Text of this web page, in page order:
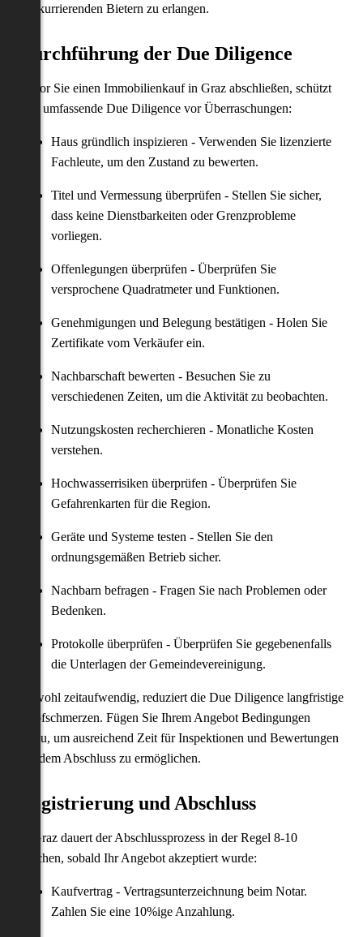
konkurrierenden Bietern zu erlangen.
Durchführung der Due Diligence
Bevor Sie einen Immobilienkauf in Graz abschließen, schützt
eine umfassende Due Diligence vor Überraschungen:
Haus gründlich inspizieren - Verwenden Sie lizenzierte
Fachleute, um den Zustand zu bewerten.
Titel und Vermessung überprüfen - Stellen Sie sicher,
dass keine Dienstbarkeiten oder Grenzprobleme
vorliegen.
Offenlegungen überprüfen - Überprüfen Sie
versprochene Quadratmeter und Funktionen.
Genehmigungen und Belegung bestätigen - Holen Sie
Zertifikate vom Verkäufer ein.
Nachbarschaft bewerten - Besuchen Sie zu
verschiedenen Zeiten, um die Aktivität zu beobachten.
Nutzungskosten recherchieren - Monatliche Kosten
verstehen.
Hochwasserrisiken überprüfen - Überprüfen Sie
Gefahrenkarten für die Region.
Geräte und Systeme testen - Stellen Sie den
ordnungsgemäßen Betrieb sicher.
Nachbarn befragen - Fragen Sie nach Problemen oder
Bedenken.
Protokolle überprüfen - Überprüfen Sie gegebenenfalls
die Unterlagen der Gemeindevereinigung.
Obwohl zeitaufwendig, reduziert die Due Diligence langfristige
Kopfschmerzen. Fügen Sie Ihrem Angebot Bedingungen
hinzu, um ausreichend Zeit für Inspektionen und Bewertungen
vor dem Abschluss zu ermöglichen.
Registrierung und Abschluss
In Graz dauert der Abschlussprozess in der Regel 8-10
Wochen, sobald Ihr Angebot akzeptiert wurde:
Kaufvertrag - Vertragsunterzeichnung beim Notar.
Zahlen Sie eine 10%ige Anzahlung.